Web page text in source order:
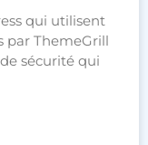
qui utilisent
par ThemeGrill
sécurité qui